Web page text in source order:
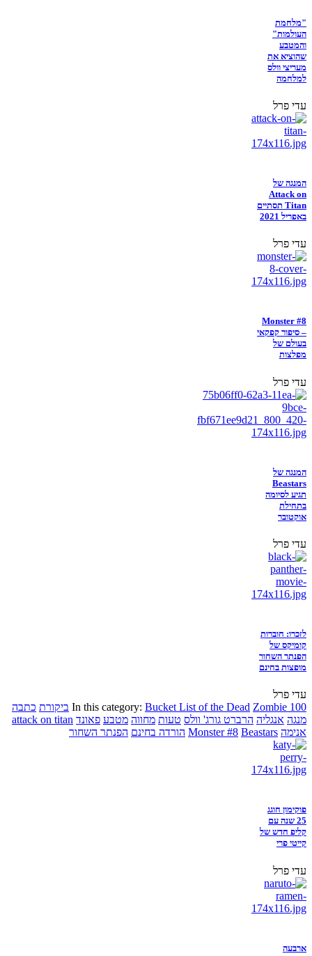
"מלחמת
העולמות"
והמטבע
שהוציא את
מעריצי וולס
למלחמה
עדי פרל
המנגה של
Attack on
Titan תסתיים
באפריל 2021
עדי פרל
Monster #8
– סיפור קפקאי
בעולם של
מפלצות
עדי פרל
המנגה של
Beastars
תגיע לסיומה
בתחילת
אוקטובר
עדי פרל
לזכרו: חוברות
קומיקס של
הפנתר השחור
מופצות בחינם
עדי פרל
In this category: Bucket List of the Dead Zombie 100 ביקורת כתבה
מנגה אנגליה הרברט גורג' וולס טעות מחווה מטבע פאונד attack on titan
אנימה
Monster #8 Beastars הורדה בחינם הפנתר השחור
פוקימון חוגג
25 שנה עם
קליפ חדש של
קייטי פרי
עדי פרל
ארבעה